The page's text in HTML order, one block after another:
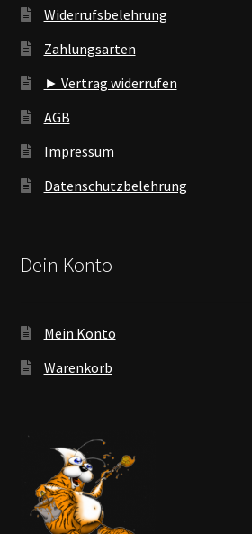
Widerrufsbelehrung
Zahlungsarten
► Vertrag widerrufen
AGB
Impressum
Datenschutzbelehrung
Dein Konto
Mein Konto
Warenkorb